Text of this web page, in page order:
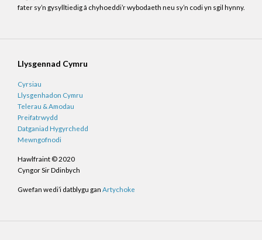
fater sy’n gysylltiedig â chyhoeddi’r wybodaeth neu sy’n codi yn sgil hynny.
Llysgennad Cymru
Cyrsiau
Llysgenhadon Cymru
Telerau & Amodau
Preifatrwydd
Datganiad Hygyrchedd
Mewngofnodi
Hawlfraint © 2020
Cyngor Sir Ddinbych
Gwefan wedi’i datblygu gan Artychoke